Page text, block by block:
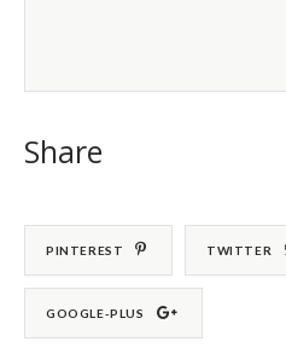
Share
PINTEREST TWITTER
GOOGLE-PLUS